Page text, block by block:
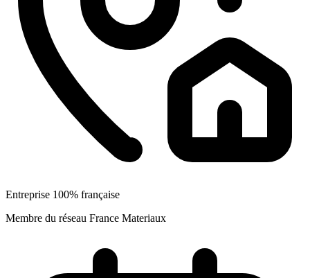
Entreprise 100% française
Membre du réseau France Materiaux